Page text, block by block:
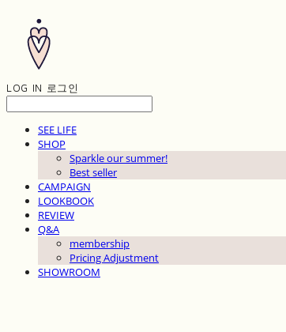
LOG IN 로그인
SEE LIFE
SHOP
Sparkle our summer!
Best seller
CAMPAIGN
LOOKBOOK
REVIEW
Q&A
membership
Pricing Adjustment
SHOWROOM